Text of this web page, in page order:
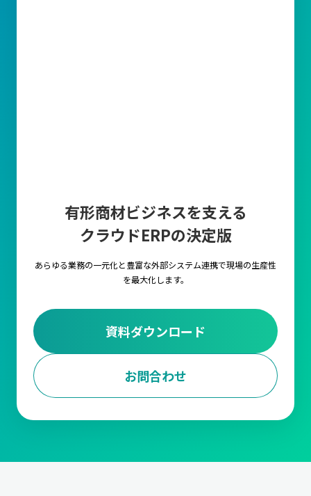
有形商材ビジネスを支える
クラウドERPの決定版
あらゆる業務の一元化と豊富な外部システム連携で現場の生産性
を最大化します。
資料ダウンロード
お問合わせ